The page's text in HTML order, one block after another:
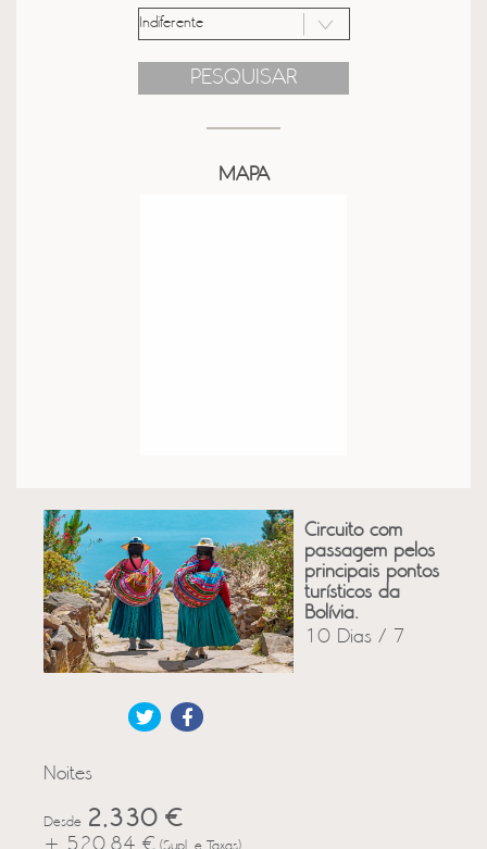
PESQUISAR
MAPA
Circuito com
passagem pelos
principais pontos
turísticos da
Bolívia.
10 Dias / 7
Noites
Desde 2,330 €
(Supl. e Taxas)